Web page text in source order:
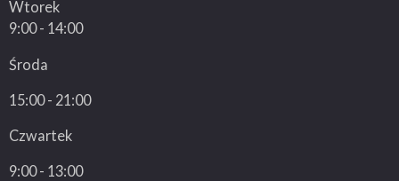
Wtorek
9:00 - 14:00
Środa
15:00 - 21:00
Czwartek
9:00 - 13:00